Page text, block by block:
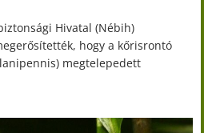
Hivatal (Nébih)
hogy a kőrisrontó
megtelepedett